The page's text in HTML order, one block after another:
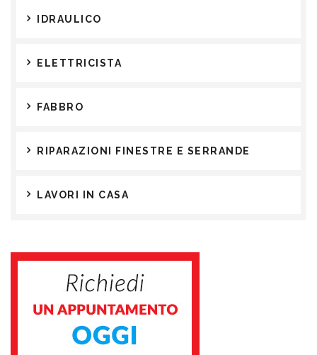
IDRAULICO
ELETTRICISTA
FABBRO
RIPARAZIONI FINESTRE E SERRANDE
LAVORI IN CASA